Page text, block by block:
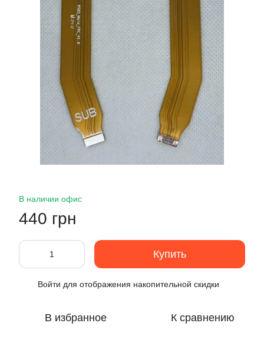
В наличии офис
440 грн
Купить
Войти для отображения накопительной скидки
В избранное К сравнению